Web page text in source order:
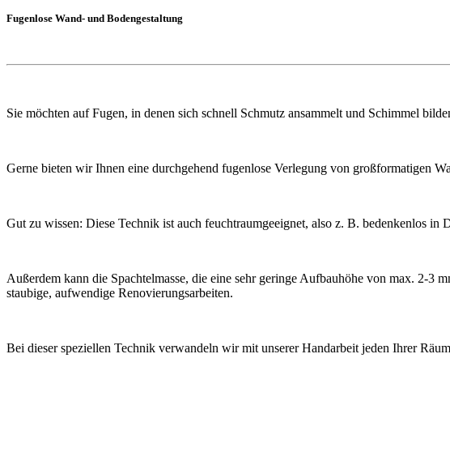
Fugenlose Wand- und Bodengestaltung
Sie möchten auf Fugen, in denen sich schnell Schmutz ansammelt und Schimmel
Gerne bieten wir Ihnen eine durchgehend fugenlose Verlegung von großformatigen
Gut zu wissen: Diese Technik ist auch feuchtraumgeeignet, also z. B. bedenkenlos in
Außerdem kann die Spachtelmasse, die eine sehr geringe Aufbauhöhe von max. 2-3
staubige, aufwendige Renovierungsarbeiten.
Bei dieser speziellen Technik verwandeln wir mit unserer Handarbeit jeden Ihrer